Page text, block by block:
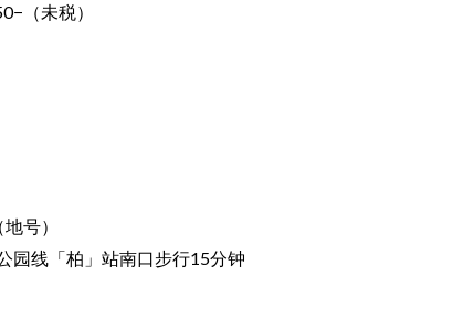
（未税）
号）
园线「柏」站南口步行15分钟